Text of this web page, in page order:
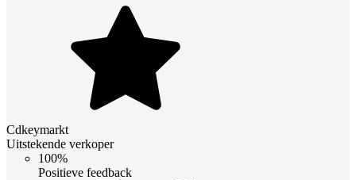
Cdkeymarkt
Uitstekende verkoper
100%
Positieve feedback